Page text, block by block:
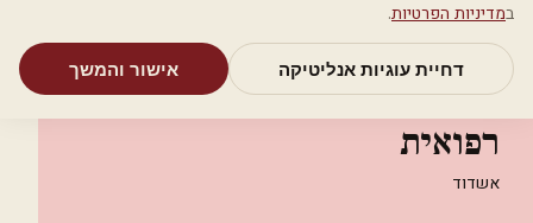
ד"ר נטליה קובלוב אסתטיקה
רפואית
אשדוד
במדיניות הפרטיות.
דחיית עוגיות אנליטיקה אישור והמשך